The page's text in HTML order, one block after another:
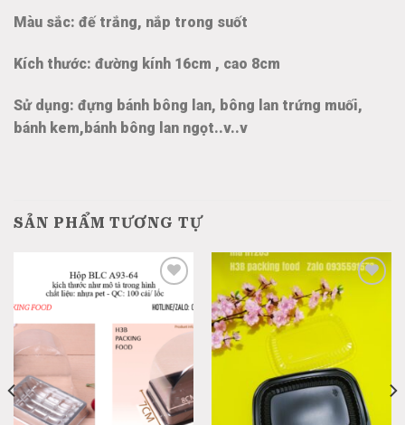
Màu sắc: đế trắng, nắp trong suốt
Kích thước: đường kính 16cm , cao 8cm
Sử dụng: đựng bánh bông lan, bông lan trứng muối,
bánh kem,bánh bông lan ngọt..v..v
SẢN PHẨM TƯƠNG TỰ
Add
to
wishlist